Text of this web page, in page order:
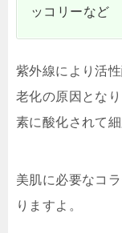
ッコリーなど
紫外線により活
老化の原因とな
素に酸化されて
美肌に必要なコ
りますよ。